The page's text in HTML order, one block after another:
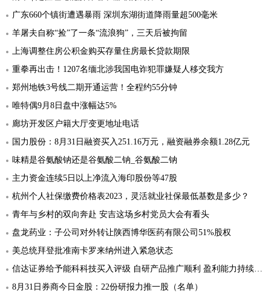
广东660个镇街遭遇暴雨 深圳东湖街道降雨量超500毫米
羊屠夫自称“捡”了一条“流浪狗”，三天后被拘留
上海调整住房公积金购买存量住房最长贷款期限
重拳再出击！1207名缅北涉我国电诈犯罪嫌疑人移交我方
郑州地铁3号线二期开通运营！全程约55分钟
唯特偶9月8日盘中涨幅达5%
廊坊开发区户籍大厅变更地址电话
国力股份：8月31日融资买入251.16万元，融资融券余额1.28亿元
味精是谷氨酸钠还是谷氨酸二钠_谷氨酸二钠
主力资金连续5日以上净流入海印股份等47股
杭州个人社保缴费价格表2023，灵活就业社保最低基数是多少？
青年与乡村的双向奔赴 安吉这场乡村党员大会有看头
盘龙药业：子公司对外转让陕西博华医药有限公司51%股权
美总统拜登批准南卡罗来纳州进入紧急状态
信达证券给予能科科技买入评级 自研产品推广顺利 盈利能力持续提升
8月31日券商今日金股：22份研报力推一股（名单）